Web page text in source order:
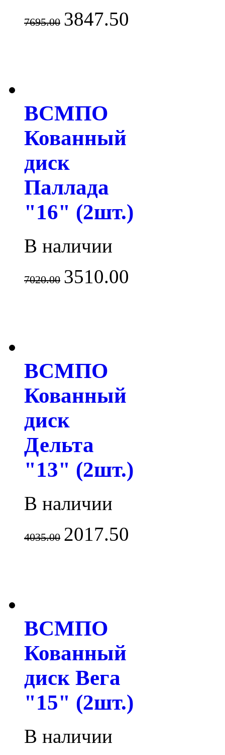
7695.00 3847.50
ВСМПО
Кованный
диск
Паллада
"16" (2шт.)
В наличии
7020.00 3510.00
ВСМПО
Кованный
диск
Дельта
"13" (2шт.)
В наличии
4035.00 2017.50
ВСМПО
Кованный
диск Вега
"15" (2шт.)
В наличии